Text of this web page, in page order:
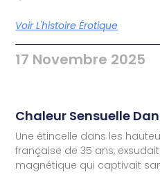
Voir L'histoire Érotique
17 Novembre 2025
Chaleur Sensuelle
Une étincelle dans les
française de 35 ans,
magnétique qui captivait